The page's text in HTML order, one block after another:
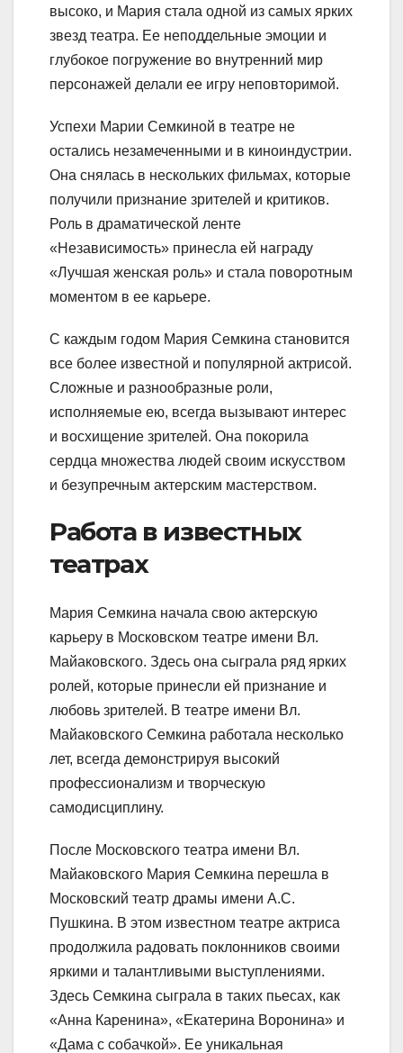
высоко, и Мария стала одной из самых ярких
звезд театра. Ее неподдельные эмоции и
глубокое погружение во внутренний мир
персонажей делали ее игру неповторимой.
Успехи Марии Семкиной в театре не
остались незамеченными и в киноиндустрии.
Она снялась в нескольких фильмах, которые
получили признание зрителей и критиков.
Роль в драматической ленте
«Независимость» принесла ей награду
«Лучшая женская роль» и стала поворотным
моментом в ее карьере.
С каждым годом Мария Семкина становится
все более известной и популярной актрисой.
Сложные и разнообразные роли,
исполняемые ею, всегда вызывают интерес
и восхищение зрителей. Она покорила
сердца множества людей своим искусством
и безупречным актерским мастерством.
Работа в известных
театрах
Мария Семкина начала свою актерскую
карьеру в Московском театре имени Вл.
Майаковского. Здесь она сыграла ряд ярких
ролей, которые принесли ей признание и
любовь зрителей. В театре имени Вл.
Майаковского Семкина работала несколько
лет, всегда демонстрируя высокий
профессионализм и творческую
самодисциплину.
После Московского театра имени Вл.
Майаковского Мария Семкина перешла в
Московский театр драмы имени А.С.
Пушкина. В этом известном театре актриса
продолжила радовать поклонников своими
яркими и талантливыми выступлениями.
Здесь Семкина сыграла в таких пьесах, как
«Анна Каренина», «Екатерина Воронина» и
«Дама с собачкой». Ее уникальная